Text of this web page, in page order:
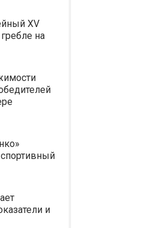
XV
на
и